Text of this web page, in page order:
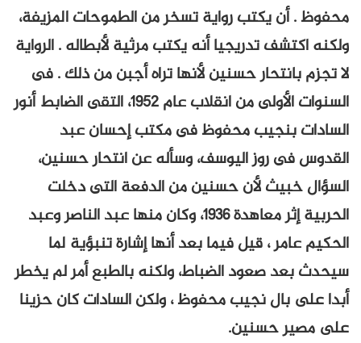
محفوظ . أن يكتب رواية تسخر من الطموحات المزيفة،
ولكنه اكتشف تدريجيا أنه يكتب مرثية لأبطاله . الرواية
لا تجزم بانتحار حسنين لأنها تراه أجبن من ذلك . فى
السنوات الأولى من انقلاب عام 1952، التقى الضابط أنور
السادات بنجيب محفوظ فى مكتب إحسان عبد
القدوس فى روز اليوسف، وسأله عن انتحار حسنين،
السؤال خبيث لأن حسنين من الدفعة التى دخلت
الحربية إثر معاهدة 1936، وكان منها عبد الناصر وعبد
الحكيم عامر ، قيل فيما بعد أنها إشارة تنبؤية لما
سيحدث بعد صعود الضباط، ولكنه بالطبع أمر لم يخطر
أبدا على بال نجيب محفوظ ، ولكن السادات كان حزينا
على مصير حسنين.